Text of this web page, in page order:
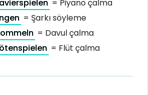
= Piyano çalma
= Şarkı söyleme
= Davul çalma
= Flüt çalma